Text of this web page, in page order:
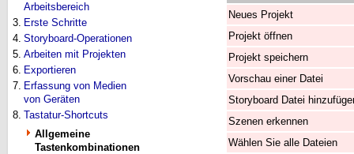
Arbeitsbereich
3. Erste Schritte
4. Storyboard-Operationen
5. Arbeiten mit Projekten
6. Exportieren
7. Erfassung von Medien
von Geräten
8. Tastatur-Shortcuts
Allgemeine
Tastenkombinationen
Neues Projekt
Projekt öffnen
Projekt speichern
Vorschau einer Datei
Storyboard Datei
Szenen erkennen
Wählen Sie alle Dateien